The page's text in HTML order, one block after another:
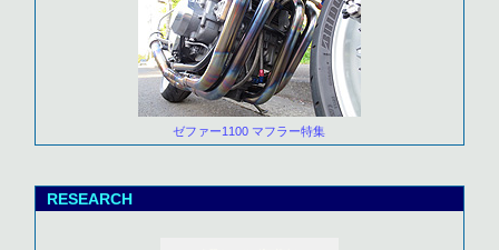
ゼファー1100 マフラー特集
RESEARCH